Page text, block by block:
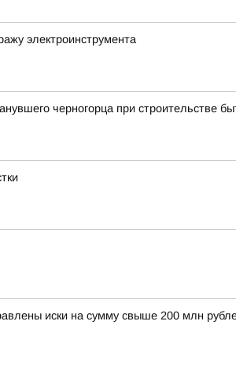
электроинструмента
черногорца при строительстве
иски на сумму свыше 200 млн